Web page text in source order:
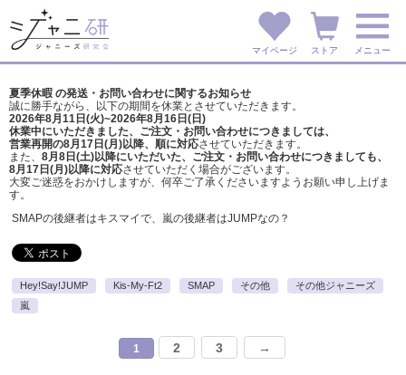
マイページ ストア メニュー
夏季休暇 の発送・お問い合わせに関するお知らせ
誠に勝手ながら、以下の期間を休業とさせていただきます。
2026年8月11日(火)~2026年8月16日(日)
休業中にいただきました、ご注文・お問い合わせにつきましては、
営業再開の8月17日(月)以降、順に対応させていただきます。
また、 8月8日(土)以降にいただいた、ご注文・ お問い合わせにつきましても、
8月17日(月)以降に対応させていただく場合がございます。
大変ご迷惑をおかけしますが、 何卒ご了承くださいますようお願い申し上げま
す。
SMAPの後継者はキスマイで、嵐の後継者はJUMPなの？
Hey!Say!JUMP Kis-My-Ft2 SMAP その他
その他ジャニーズ
嵐
1 2 3 →